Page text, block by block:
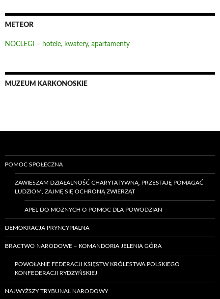
METEOR
NOCLEGI – hotele, kwatery, apartamenty
MUZEUM KARKONOSKIE
POMOC SPOŁECZNA
ZAWIESZAM DZIAŁALNOŚĆ CHARYTATYWNĄ, PRZESTAJĘ POMAGAĆ
LUDZIOM, ZAJMĘ SIĘ OCHRONĄ ZWIERZĄT
APEL DO MOŻNYCH O POMOC DLA POWODZIAN
DEMOKRACJA PRYNCYPIALNA
BRACTWO NARODOWE – KOMANDORIA JELENIA GÓRA
POWOŁANIE FEDERACJI KSIĘSTW KRÓLESTWA POLSKIEGO
KONFEDERACJI RYDZYŃSKIEJ
NAJWYŻSZY TRYBUNAŁ NARODOWY